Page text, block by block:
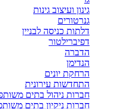
גינון ועיצוב גינות
גנרטורים
דלתות כניסה לבניין
דפיברילטור
הדברה
הנדימן
הרחקת יונים
התחדשות עירונית
חברות ניהול בתים
חברות ניקיון בתים